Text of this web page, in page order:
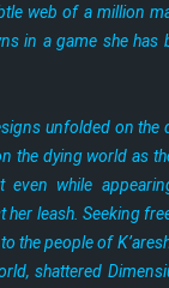
web of a million
in a game she has
unfolded on the
the dying world as
even while
her leash. Seeking
the people of
shattered